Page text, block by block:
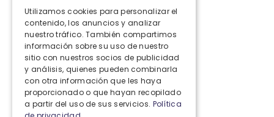
Contacto
Contacto
+34 928 427 575
info@dysteca.com
Utilizamos cookies para personalizar el
contenido, los anuncios y analizar
nuestro tráfico. También compartimos
información sobre su uso de nuestro
sitio con nuestros socios de publicidad
y análisis, quienes pueden combinarla
con otra información que les haya
proporcionado o que hayan recopilado
a partir del uso de sus servicios. Política